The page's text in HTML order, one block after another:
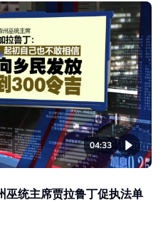
04:33
巫统主席贾拉鲁丁促执法单